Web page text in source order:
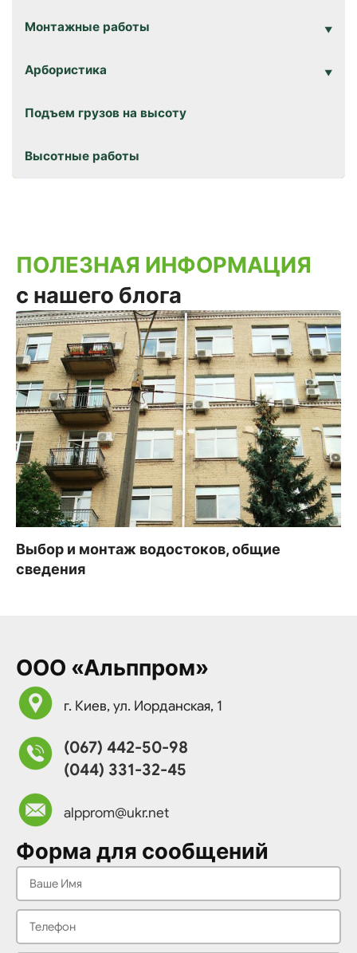
Монтажные работы
Арбористика
Подъем грузов на высоту
Высотные работы
ПОЛЕЗНАЯ ИНФОРМАЦИЯ
с нашего блога
Выбор и монтаж водостоков, общие
сведения
ООО «Альппром»
г. Киев, ул. Иорданская, 1
(067) 442-50-98
(044) 331-32-45
alpprom@ukr.net
Форма для сообщений